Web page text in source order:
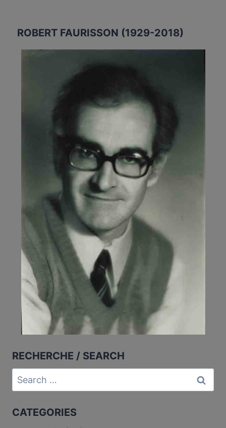
JEWISH
COUNCIL)
ROBERT FAURISSON (1929-2018)
RECHERCHE / SEARCH
Search
for:
CATEGORIES